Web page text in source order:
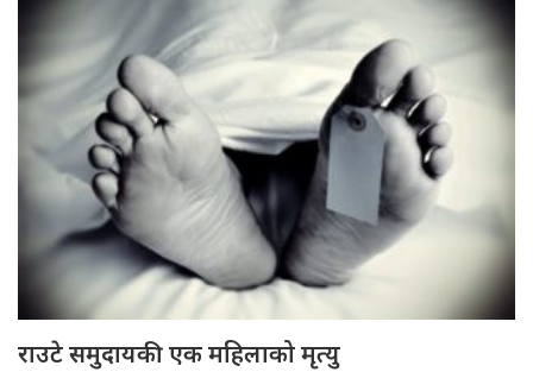
राउटे समुदायकी एक महिलाको मृत्यु